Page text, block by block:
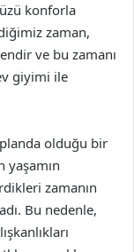
konforla
zaman,
ve bu zamanı
giyimi ile
olduğu bir
yaşamın
zamanın
Bu nedenle,